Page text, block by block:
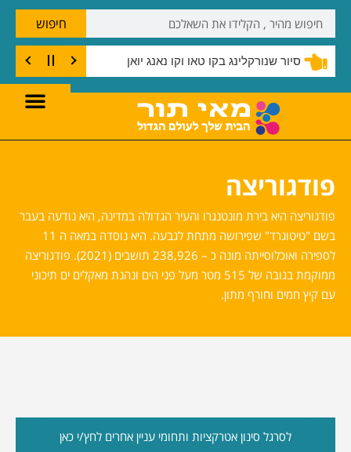
שנורקלינג בצוק קו טאו
חיפוש
פודגוריצה
פודגוריצה היא בירת מונטנגרו והעיר הגדולה במדינה, היא נודעה בעבר
בשם "טיטוגרד" שפירושה מתחת לגבעה. היא נוסדה במאה ה 11
לספירה ואוכלוסייתה מונה כ – 238,926 תושבים (2021). פודגוריצה
ממוקמת בגובה של 515 מטר מעל פני הים ונהנת מאקלים ים תיכוני
עם קיץ חמים וחורף מתון.
לסרגל סינון אטרקציות ותחומי עניין אחרים לחץ/י כאן